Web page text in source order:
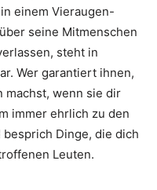
einem Vieraugen-
seine Mitmenschen
steht in
Wer garantiert ihnen,
machst, wenn sie dir
immer ehrlich zu den
Dinge, die dich
Leuten.